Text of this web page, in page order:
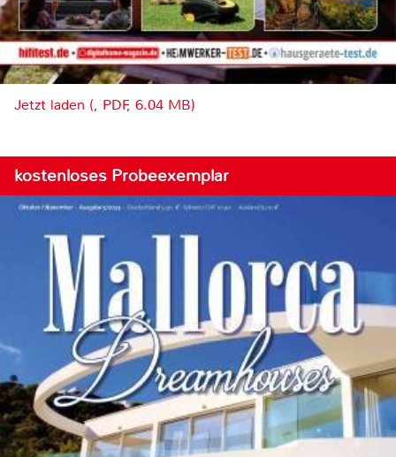
Jetzt laden (, PDF, 6.04 MB)
kostenloses Probeexemplar